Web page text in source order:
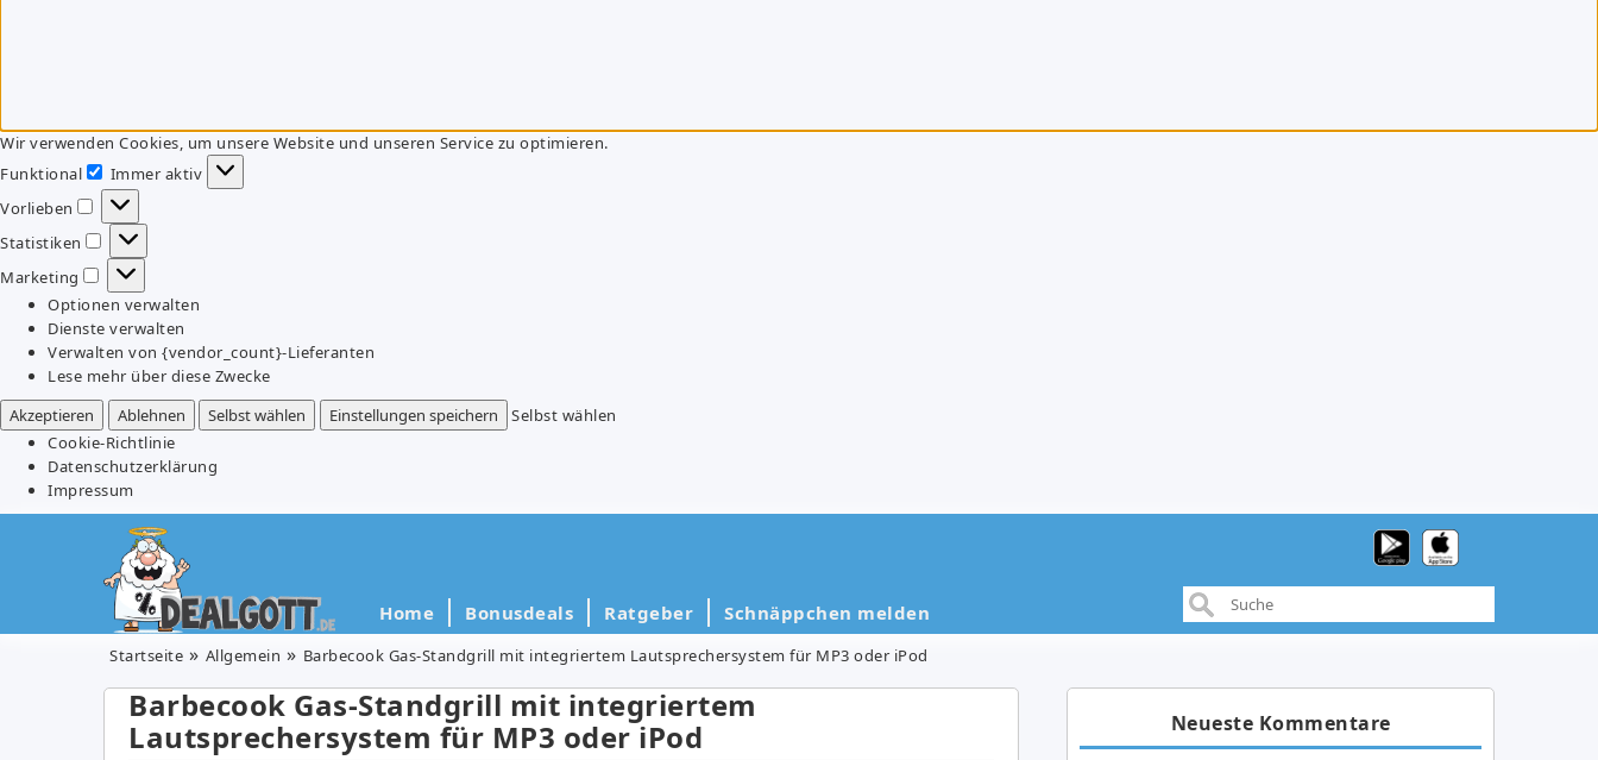
Wir verwenden Cookies, um unsere Website und unseren Service zu optimieren.
Funktional
Funktional
Immer aktiv
Vorlieben
Vorlieben
Statistiken
Statistiken
Marketing
Marketing
Optionen verwalten
Dienste verwalten
Verwalten von {vendor_count}-Lieferanten
Lese mehr über diese Zwecke
Akzeptieren
Ablehnen Selbst wählen Einstellungen speichern
Selbst wählen
Cookie-Richtlinie
Datenschutzerklärung
Impressum
Home Bonusdeals Ratgeber Schnäppchen melden
Startseite Allgemein Barbecook Gas-Standgrill mit integriertem Lautsprechersystem für MP3 oder iPod
Barbecook Gas-Standgrill mit integriertem
Lautsprechersystem für MP3 oder iPod
Neueste Kommentare